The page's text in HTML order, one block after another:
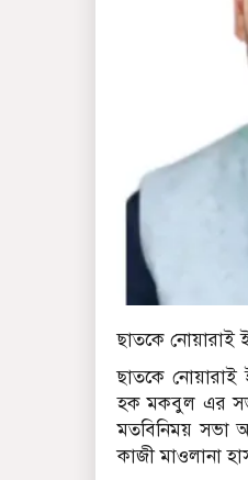
ছাতকে নোয়ারাই
ছাতকে নোয়ারাই
হক মকবুল এর
মতবিনিময় সভা
কাজী মাওলানা